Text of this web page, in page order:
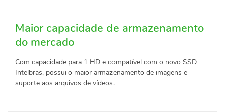
Maior capacidade de armazenamento
do mercado
Com capacidade para 1 HD e compatível com o novo SSD
Intelbras, possui o maior armazenamento de imagens e
suporte aos arquivos de vídeos.